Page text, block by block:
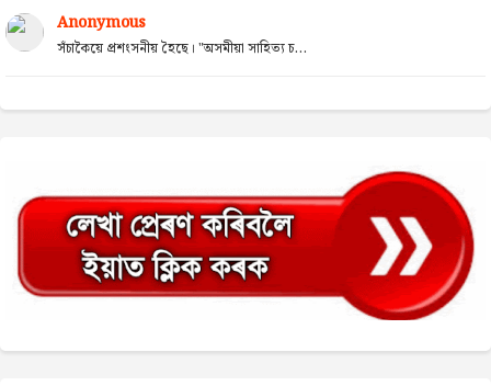
Anonymous
সঁচাকৈয়ে প্ৰশংসনীয় হৈছে। "অসমীয়া সাহিত্য চ...